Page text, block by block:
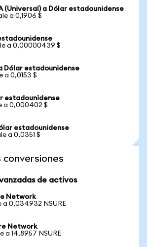
(Universal) a Dólar estadounidense
a 0,1906 $
a 0,00000439 $
Dólar estadounidense
a 0,0153 $
estadounidense
a 0,000402 $
estadounidense
a 0,0351 $
conversiones
de activos
Network
a 0,034932 NSURE
Network
a 14,8957 NSURE